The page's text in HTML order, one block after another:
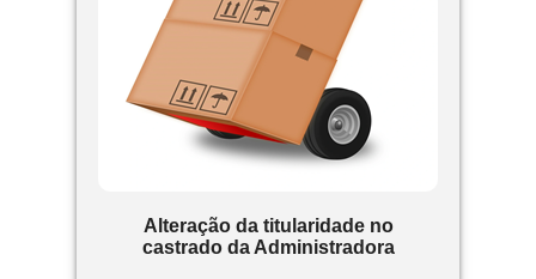
Alteração da titularidade no
castrado da Administradora